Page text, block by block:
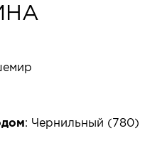
: Чернильный (780)